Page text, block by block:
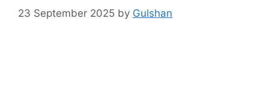
23 September 2025 by Gulshan